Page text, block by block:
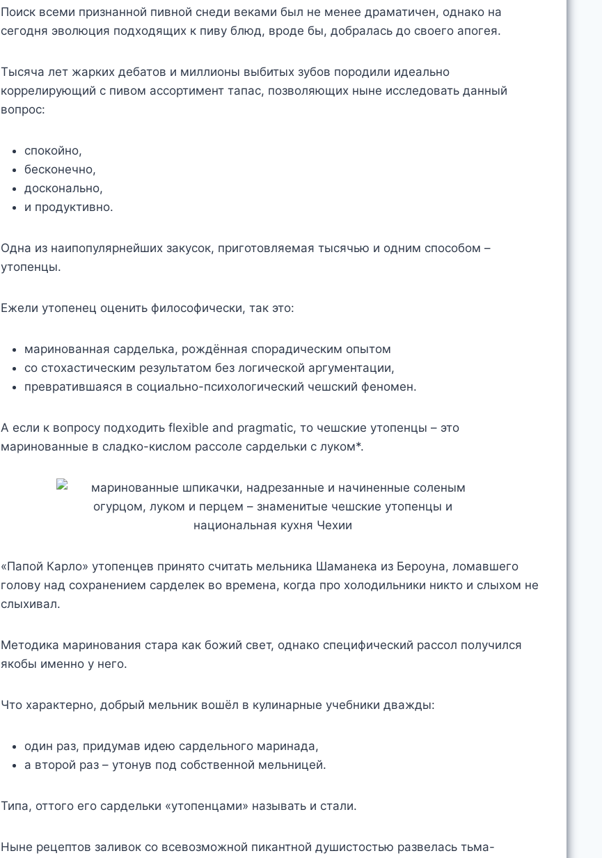
Поиск всеми признанной пивной снеди веками был не менее драматичен, однако на
сегодня эволюция подходящих к пиву блюд, вроде бы, добралась до своего апогея.
Тысяча лет жарких дебатов и миллионы выбитых зубов породили идеально
коррелирующий с пивом ассортимент тапас, позволяющих ныне исследовать данный
вопрос:
спокойно,
бесконечно,
досконально,
и продуктивно.
Одна из наипопулярнейших закусок, приготовляемая тысячью и одним способом –
утопенцы.
Ежели утопенец оценить философически, так это:
маринованная сарделька, рождённая спорадическим опытом
со стохастическим результатом без логической аргументации,
превратившаяся в социально-психологический чешский феномен.
А если к вопросу подходить flexible and pragmatic, то чешские утопенцы – это
маринованные в сладко-кислом рассоле сардельки с луком*.
«Папой Карло» утопенцев принято считать мельника Шаманека из Бероуна, ломавшего
голову над сохранением сарделек во времена, когда про холодильники никто и слыхом не
слыхивал.
Методика маринования стара как божий свет, однако специфический рассол получился
якобы именно у него.
Что характерно, добрый мельник вошёл в кулинарные учебники дважды:
один раз, придумав идею сардельного маринада,
а второй раз – утонув под собственной мельницей.
Типа, оттого его сардельки «утопенцами» называть и стали.
Ныне рецептов заливок со всевозможной пикантной душистостью развелась тьма-